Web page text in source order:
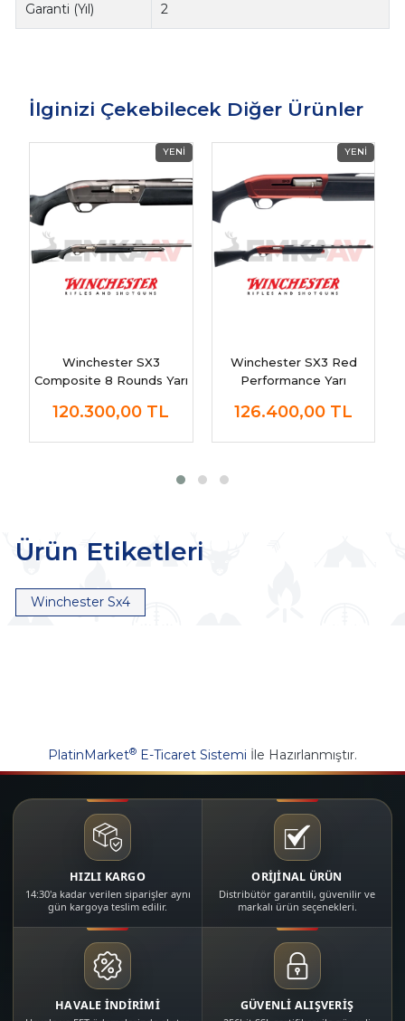
Garanti (Yıl) 2
İlginizi Çekebilecek Diğer Ürünler
Winchester SX3
Composite 8 Rounds Yarı
120.300,00 TL
Winchester SX3 Red
Performance Yarı
126.400,00 TL
Ürün Etiketleri
Winchester Sx4
PlatinMarket® E-Ticaret Sistemi İle Hazırlanmıştır.
HIZLI KARGO
14:30'a kadar verilen siparişler aynı
gün kargoya teslim edilir.
ORİJİNAL ÜRÜN
Distribütör garantili, güvenilir ve
markalı ürün seçenekleri.
HAVALE İNDİRİMİ GÜVENLİ ALIŞVERİŞ